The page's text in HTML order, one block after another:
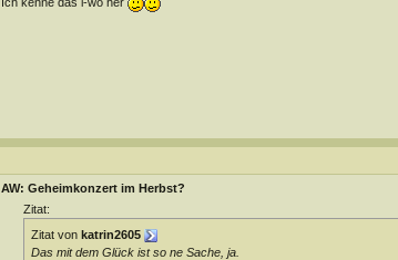
AW: Geheimkonzert im Herbst?
Zitat:
Zitat von katrin2605
Das mit dem Glück ist so ne Sache, ja.